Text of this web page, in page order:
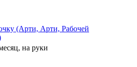
(Арти, Арти, Рабочей
на руки